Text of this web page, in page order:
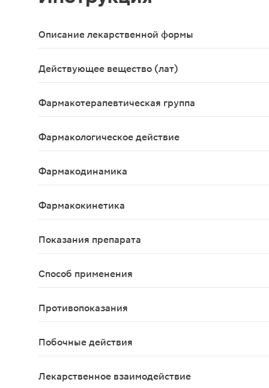
Описание лекарственной формы
Действующее вещество (лат)
Фармакотерапевтическая группа
Фармакологическое действие
Розувастатин является селективным,
Фармакодинамика
Фармакокинетика
Абсорбция и распределение Максимальная
Показания препарата
Показания: - Первичная гиперхолестеринемия
Способ применения
Противопоказания
Для препарата Розувастатин-СЗ в суточной
Побочные действия
Лекарственное взаимодействие